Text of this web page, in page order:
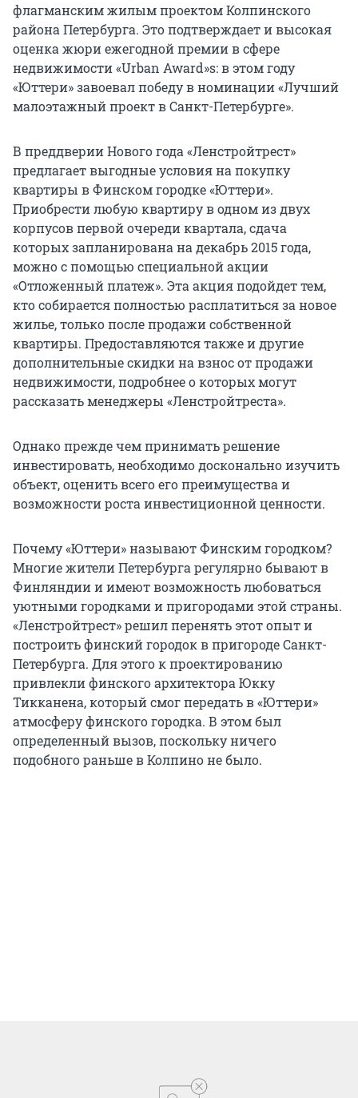
флагманским жилым проектом Колпинского
района Петербурга. Это подтверждает и высокая
оценка жюри ежегодной премии в сфере
недвижимости «Urban Award»s: в этом году
«Юттери» завоевал победу в номинации «Лучший
малоэтажный проект в Санкт-Петербурге».
В преддверии Нового года «Ленстройтрест»
предлагает выгодные условия на покупку
квартиры в Финском городке «Юттери».
Приобрести любую квартиру в одном из двух
корпусов первой очереди квартала, сдача
которых запланирована на декабрь 2015 года,
можно с помощью специальной акции
«Отложенный платеж». Эта акция подойдет тем,
кто собирается полностью расплатиться за новое
жилье, только после продажи собственной
квартиры. Предоставляются также и другие
дополнительные скидки на взнос от продажи
недвижимости, подробнее о которых могут
рассказать менеджеры «Ленстройтреста».
Однако прежде чем принимать решение
инвестировать, необходимо досконально изучить
объект, оценить всего его преимущества и
возможности роста инвестиционной ценности.
Почему «Юттери» называют Финским городком?
Многие жители Петербурга регулярно бывают в
Финляндии и имеют возможность любоваться
уютными городками и пригородами этой страны.
«Ленстройтрест» решил перенять этот опыт и
построить финский городок в пригороде Санкт-
Петербурга. Для этого к проектированию
привлекли финского архитектора Юкку
Тикканена, который смог передать в «Юттери»
атмосферу финского городка. В этом был
определенный вызов, поскольку ничего
подобного раньше в Колпино не было.